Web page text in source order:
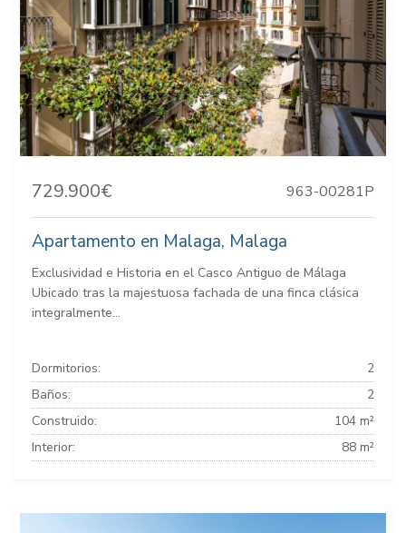
729.900€ 963-00281P
Apartamento en Malaga, Malaga
Exclusividad e Historia en el Casco Antiguo de Málaga
Ubicado tras la majestuosa fachada de una finca clásica
integralmente...
Dormitorios:
2
Baños:
2
Construido:
104 m²
Interior:
88 m²